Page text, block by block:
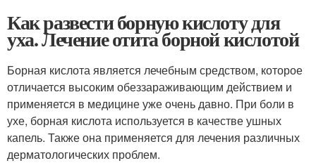
Как развести борную кислоту для
уха. Лечение отита борной кислотой
Борная кислота является лечебным средством, которое
отличается высоким обеззараживающим действием и
применяется в медицине уже очень давно. При боли в
ухе, борная кислота используется в качестве ушных
капель. Также она применяется для лечения различных
дерматологических проблем.